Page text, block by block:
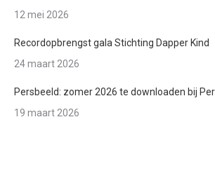
12 mei 2026
Recordopbrengst gala Stichting Dapper Kind
24 maart 2026
Persbeeld: zomer 2026 te downloaden bij
19 maart 2026